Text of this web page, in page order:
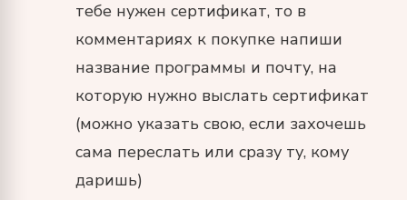
тебе нужен сертификат, то в
комментариях к покупке напиши
название программы и почту, на
которую нужно выслать сертификат
(можно указать свою, если захочешь
сама переслать или сразу ту, кому
даришь)